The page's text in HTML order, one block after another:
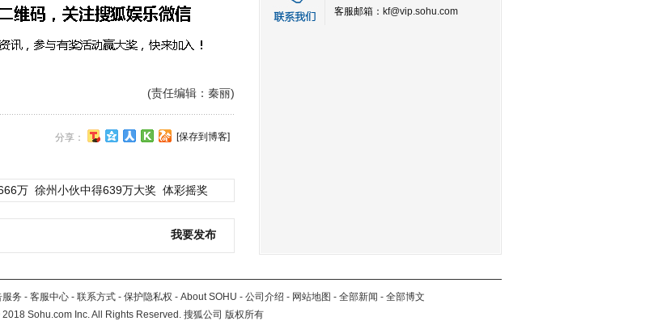
(责任编辑：秦丽)
分享： [保存到博客]
万 徐州小伙中得639万大奖 体彩摇奖
我要发布
客服邮箱： kf@vip.sohu.com
服务 - 客服中心 - 联系方式 - 保护隐私权 - About SOHU - 公司介绍 - 网站地图 - 全部新闻 - 全部博文
2018 Sohu.com Inc. All Rights Reserved. 搜狐公司 版权所有